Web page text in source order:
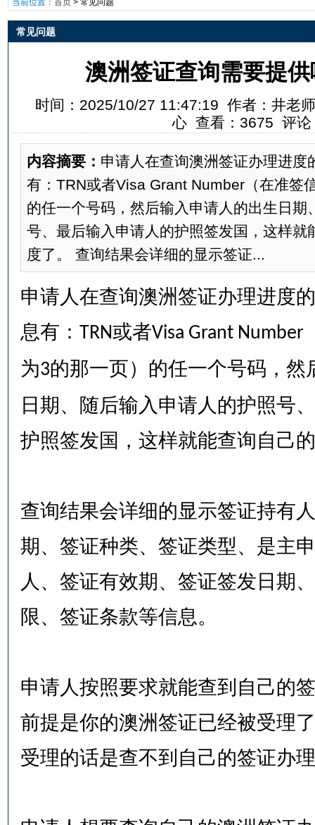
当前位置： 首页> 常见问题
常见问题
澳洲签证查询需要提
时间：2025/10/27 11:47:19 作者：井老
心 查看：3675 评论
内容摘要： 申请人在查询澳洲签证办理进度
有：TRN或者Visa Grant Number（在准签
的任一个号码，然后输入申请人的出生日期
号、最后输入申请人的护照签发国，这样就
度了。 查询结果会详细的显示签证...
申请人在查询澳洲签证办理进度
息有：
TRN或者Visa Grant Number
为3的那一页）的任一个号码，然
日期、随后输入申请人的护照号
护照签发国，这样就能查询自己
查询结果会详细的显示签证持有
期、签证种类、签证类型、是主
人、签证有效期、签证签发日期
限、签证条款等信息。
申请人按照要求就能查到自己的
前提是你的澳洲签证已经被受理
受理的话是查不到自己的签证办